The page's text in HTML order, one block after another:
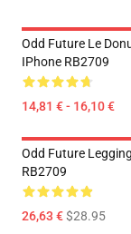
Odd Future Le
IPhone RB2709
14,81 € - 16,10 €
Odd Future
RB2709
26,63 €$28.95